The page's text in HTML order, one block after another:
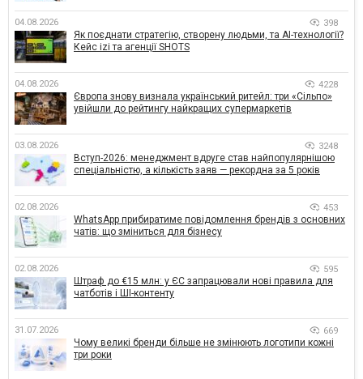
04.08.2026 398
Як поєднати стратегію, створену людьми, та AI-технології?
Кейс izi та агенції SHOTS
04.08.2026 4228
Європа знову визнала український ритейл: три «Сільпо»
увійшли до рейтингу найкращих супермаркетів
03.08.2026 3248
Вступ-2026: менеджмент вдруге став найпопулярнішою
спеціальністю, а кількість заяв — рекордна за 5 років
02.08.2026 453
WhatsApp прибиратиме повідомлення брендів з основних
чатів: що зміниться для бізнесу
02.08.2026 595
Штраф до €15 млн: у ЄС запрацювали нові правила для
чатботів і ШІ-контенту
31.07.2026 669
Чому великі бренди більше не змінюють логотипи кожні
три роки